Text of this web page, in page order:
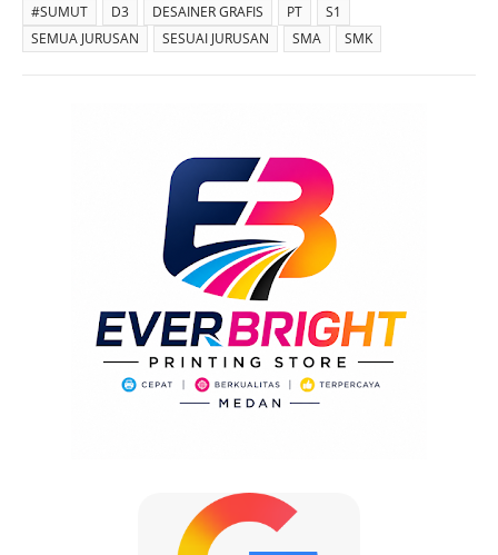
#SUMUT
D3 DESAINER GRAFIS PT
S1
SEMUA JURUSAN
SESUAI JURUSAN SMA SMK